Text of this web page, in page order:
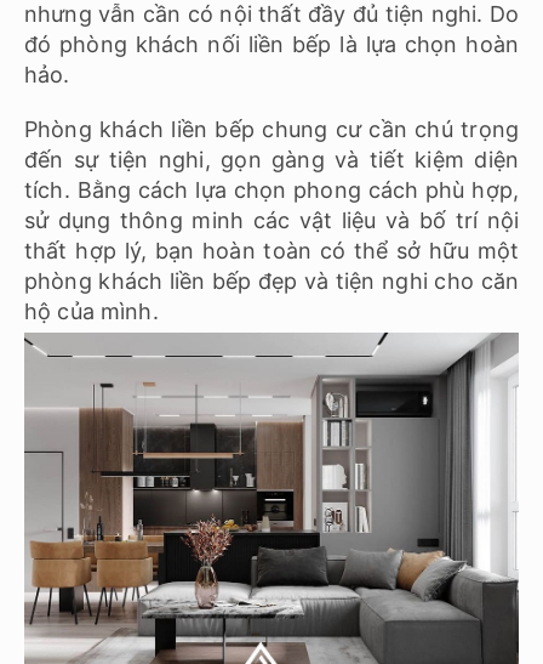
nhưng vẫn cần có nội thất đầy đủ tiện nghi. Do
đó phòng khách nối liền bếp là lựa chọn hoàn
hảo.
Phòng khách liền bếp chung cư cần chú trọng
đến sự tiện nghi, gọn gàng và tiết kiệm diện
tích. Bằng cách lựa chọn phong cách phù hợp,
sử dụng thông minh các vật liệu và bố trí nội
thất hợp lý, bạn hoàn toàn có thể sở hữu một
phòng khách liền bếp đẹp và tiện nghi cho căn
hộ của mình.